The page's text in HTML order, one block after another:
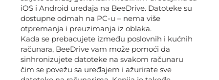
iOS i Android uređaja na BeeDrive. Datoteke su
dostupne odmah na PC-u – nema više
otpremanja i preuzimanja iz oblaka.
Kada se prebacujete između poslovnih i kućnih
računara, BeeDrive vam može pomoći da
sinhronizujete datoteke na svakom računaru
čim se povežu sa uređajem i ažurirate sve